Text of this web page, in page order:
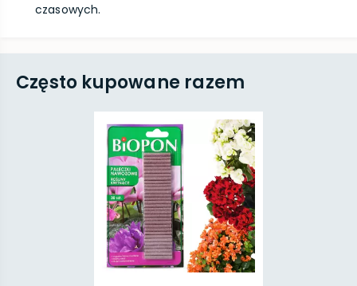
czasowych.
Często kupowane razem